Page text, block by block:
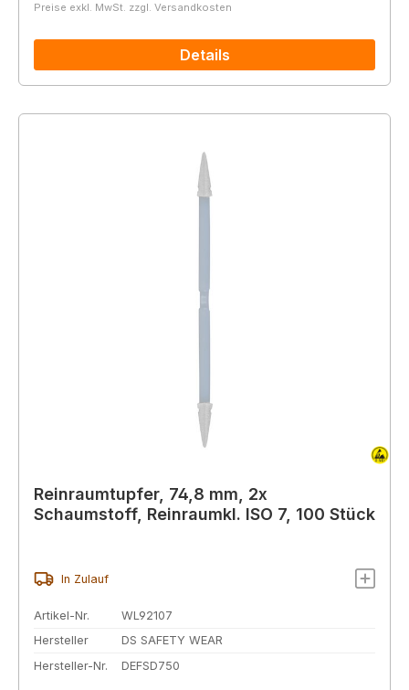
Preise exkl. MwSt. zzgl. Versandkosten
Details
Reinraumtupfer, 74,8 mm, 2x
Schaumstoff, Reinraumkl. ISO 7, 100 Stück
In Zulauf
Artikel-Nr.
WL92107
Hersteller
DS SAFETY WEAR
Hersteller-Nr.
DEFSD750